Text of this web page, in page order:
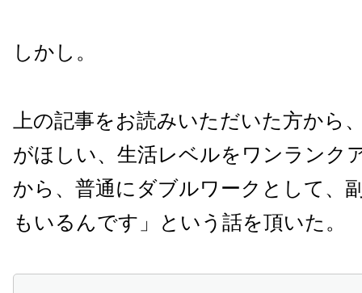
しかし。
上の記事をお読みいただいた方から
がほしい、生活レベルをワンランク
から、普通にダブルワークとして、
もいるんです」という話を頂いた。